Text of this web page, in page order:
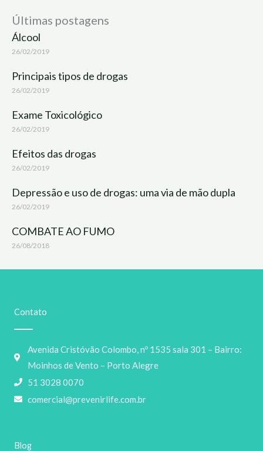
Últimas postagens
Álcool
26/02/2019
Principais tipos de drogas
26/02/2019
Exame Toxicológico
26/02/2019
Efeitos das drogas
26/02/2019
Depressão e uso de drogas: uma via de mão dupla
26/02/2019
COMBATE AO FUMO
26/08/2018
Blog
Contato
Avenida Cristóvão Colombo, nº 1535 sala 301 – Bairro:
Moinhos de Vento – Porto Alegre
51 3028 0070
comercial@prevenirlife.com.br